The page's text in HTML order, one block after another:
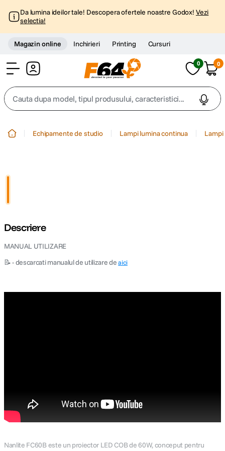
Da lumina ideilor tale! Descopera ofertele noastre Godox! Vezi
selectia!
Magazin online Inchirieri Printing Cursuri
0 0
Cauta dupa model, tipul produsului, caracteristici...
5. canon sx740 hs
sony fx
Echipamente de studio Lampi lumina continua
Descriere
MANUAL UTILIZARE
📝 - descarcati manualul de utilizare deaici
Nanlite FC60B este un proiector LED COB de 60W, conceput pentru